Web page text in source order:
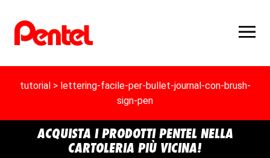
tutorial > lettering-facile-per-bullet-journal-con-brush-
sign-pen
ACQUISTA I PRODOTTI PENTEL NELLA
CARTOLERIA PIÙ VICINA!